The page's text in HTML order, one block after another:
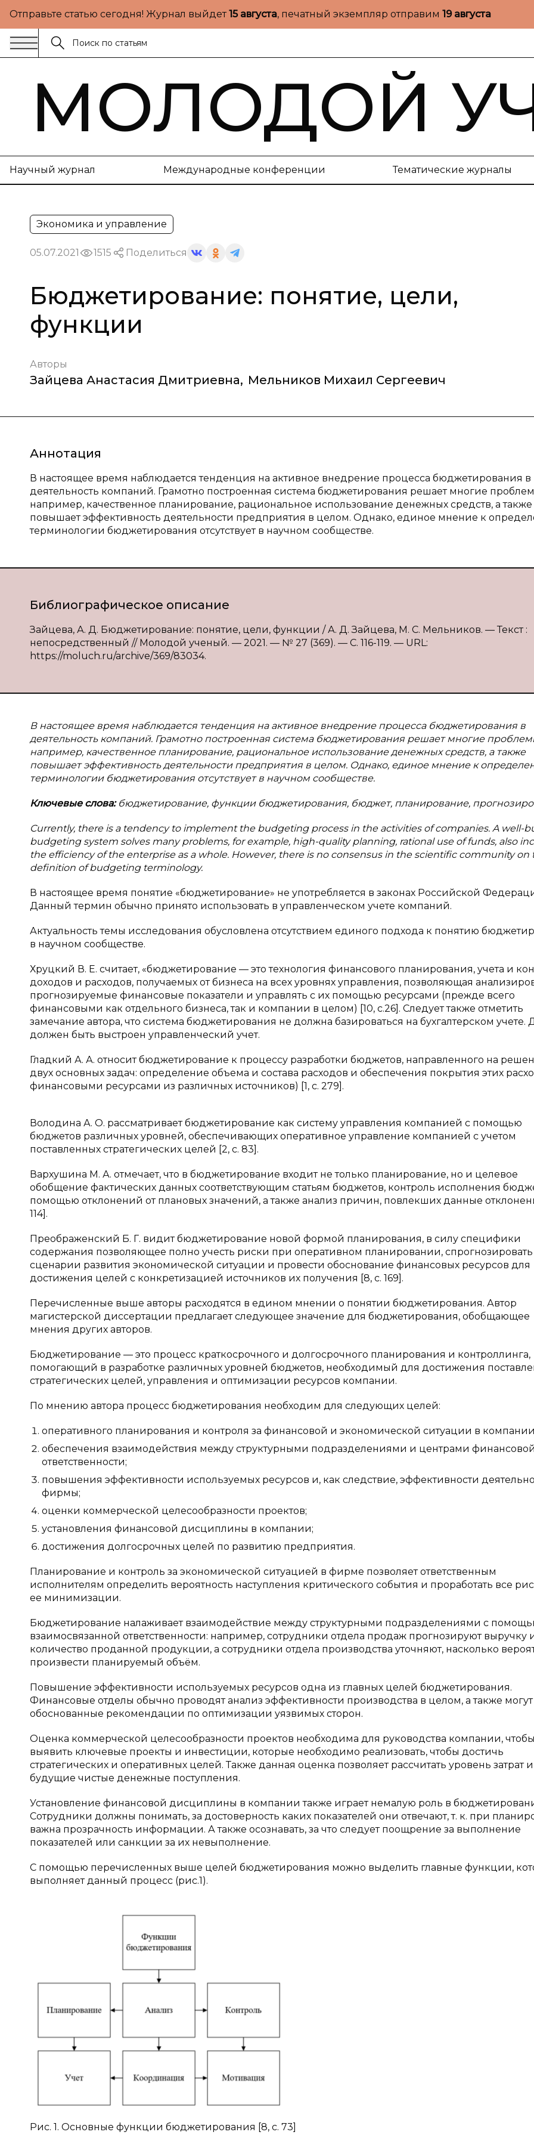
Отправьте статью сегодня! Журнал выйдет15 августа, печатный экземпляр отправим 19 августа
МОЛОДОЙ
Научный журнал Международные конференции Тематические журналы
Экономика и управление
05.07.2021 1515 Поделиться
Бюджетирование: понятие, цели,
функции
Авторы
Зайцева Анастасия Дмитриевна, Мельников Михаил Сергеевич
Аннотация
В настоящее время наблюдается тенденция на активное внедрение процесса бюджетирования в
деятельность компаний. Грамотно построенная система бюджетирования решает многие
например, качественное планирование, рациональное использование денежных средств, а также
повышает эффективность деятельности предприятия в целом. Однако, единое мнение к
терминологии бюджетирования отсутствует в научном сообществе.
Библиографическое описание
Зайцева, А. Д. Бюджетирование: понятие, цели, функции / А. Д. Зайцева, М. С. Мельников. — Текст :
непосредственный // Молодой ученый. — 2021. — № 27 (369). — С. 116-119. — URL:
https://moluch.ru/archive/369/83034.
В настоящее время наблюдается тенденция на активное внедрение процесса бюджетирования в
деятельность компаний. Грамотно построенная система бюджетирования решает многие
например, качественное планирование, рациональное использование денежных средств, а также
повышает эффективность деятельности предприятия в целом. Однако, единое мнение к
терминологии бюджетирования отсутствует в научном сообществе.
Ключевые слова: бюджетирование, функции бюджетирования, бюджет, планирование,
Currently, there is a tendency to implement the budgeting process in the activities of companies. A well-
budgeting system solves many problems, for example, high-quality planning, rational use of funds, also
the efficiency of the enterprise as a whole. However, there is no consensus in the scientific community on
definition of budgeting terminology.
В настоящее время понятие «бюджетирование» не употребляется в законах Российской
Данный термин обычно принято использовать в управленческом учете компаний.
Актуальность темы исследования обусловлена отсутствием единого подхода к понятию
в научном сообществе.
Хруцкий В. Е. считает, «бюджетирование — это технология финансового планирования, учета и
доходов и расходов, получаемых от бизнеса на всех уровнях управления, позволяющая
прогнозируемые финансовые показатели и управлять с их помощью ресурсами (прежде всего
финансовыми как отдельного бизнеса, так и компании в целом) [10, с.26]. Следует также отметить
замечание автора, что система бюджетирования не должна базироваться на бухгалтерском учете.
должен быть выстроен управленческий учет.
Гладкий А. А. относит бюджетирование к процессу разработки бюджетов, направленного на
двух основных задач: определение объема и состава расходов и обеспечения покрытия этих
финансовыми ресурсами из различных источников) [1, с. 279].
Володина А. О. рассматривает бюджетирование как систему управления компанией с помощью
бюджетов различных уровней, обеспечивающих оперативное управление компанией с учетом
поставленных стратегических целей [2, с. 83].
Вархушина М. А. отмечает, что в бюджетирование входит не только планирование, но и целевое
обобщение фактических данных соответствующим статьям бюджетов, контроль исполнения
помощью отклонений от плановых значений, а также анализ причин, повлекших данные
114].
Преображенский Б. Г. видит бюджетирование новой формой планирования, в силу специфики
содержания позволяющее полно учесть риски при оперативном планировании, спрогнозировать
сценарии развития экономической ситуации и провести обоснование финансовых ресурсов для
достижения целей с конкретизацией источников их получения [8, с. 169].
Перечисленные выше авторы расходятся в едином мнении о понятии бюджетирования. Автор
магистерской диссертации предлагает следующее значение для бюджетирования, обобщающее
мнения других авторов.
Бюджетирование — это процесс краткосрочного и долгосрочного планирования и контроллинга,
помогающий в разработке различных уровней бюджетов, необходимый для достижения
стратегических целей, управления и оптимизации ресурсов компании.
По мнению автора процесс бюджетирования необходим для следующих целей:
оперативного планирования и контроля за финансовой и экономической ситуации в
обеспечения взаимодействия между структурными подразделениями и центрами финансовой
ответственности;
повышения эффективности используемых ресурсов и, как следствие, эффективности
фирмы;
оценки коммерческой целесообразности проектов;
установления финансовой дисциплины в компании;
достижения долгосрочных целей по развитию предприятия.
Планирование и контроль за экономической ситуацией в фирме позволяет ответственным
исполнителям определить вероятность наступления критического события и проработать все
ее минимизации.
Бюджетирование налаживает взаимодействие между структурными подразделениями с
взаимосвязанной ответственности: например, сотрудники отдела продаж прогнозируют выручку
количество проданной продукции, а сотрудники отдела производства уточняют, насколько
произвести планируемый объём.
Повышение эффективности используемых ресурсов одна из главных целей бюджетирования.
Финансовые отделы обычно проводят анализ эффективности производства в целом, а также могут
обоснованные рекомендации по оптимизации уязвимых сторон.
Оценка коммерческой целесообразности проектов необходима для руководства компании, чтобы
выявить ключевые проекты и инвестиции, которые необходимо реализовать, чтобы достичь
стратегических и оперативных целей. Также данная оценка позволяет рассчитать уровень затрат и
будущие чистые денежные поступления.
Установление финансовой дисциплины в компании также играет немалую роль в
Сотрудники должны понимать, за достоверность каких показателей они отвечают, т. к. при
важна прозрачность информации. А также осознавать, за что следует поощрение за выполнение
показателей или санкции за их невыполнение.
С помощью перечисленных выше целей бюджетирования можно выделить главные функции,
выполняет данный процесс (рис.1).
Рис. 1. Основные функции бюджетирования [8, с. 73]